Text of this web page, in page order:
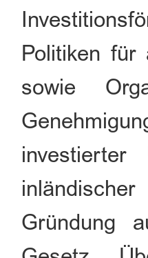
Politiken für
sowie
Gründung